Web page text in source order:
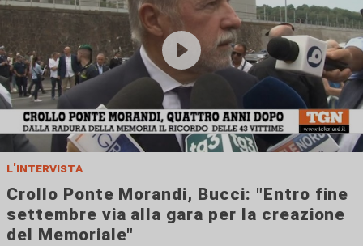
l'intervista
Crollo Ponte Morandi, Bucci: "Entro fine
settembre via alla gara per la creazione
del Memoriale"